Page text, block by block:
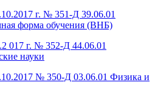
г. № 351-Д 39.06.01
форма обучения (ВНБ)
017 г. № 352-Д 44.06.01
науки
№ 350-Д 03.06.01 Физика и